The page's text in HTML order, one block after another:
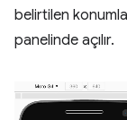
belirtilen
panelinde açılır.